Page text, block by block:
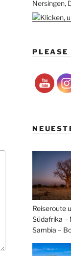
Nersingen,
PLEASE
Reiseroute
Südafrika –
Sambia –